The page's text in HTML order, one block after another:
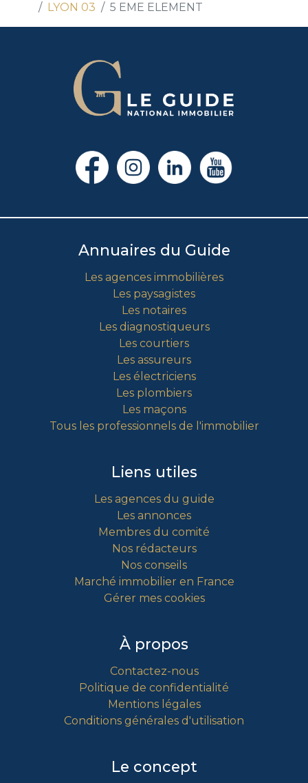
LYON 03
5 EME ELEMENT
Annuaires du Guide
Les agences immobilières
Les paysagistes
Les notaires
Les diagnostiqueurs
Les courtiers
Les assureurs
Les électriciens
Les plombiers
Les maçons
Tous les professionnels de l'immobilier
Liens utiles
Les agences du guide
Les annonces
Membres du comité
Nos rédacteurs
Nos conseils
Marché immobilier en France
Gérer mes cookies
À propos
Contactez-nous
Politique de confidentialité
Mentions légales
Conditions générales d'utilisation
Le concept